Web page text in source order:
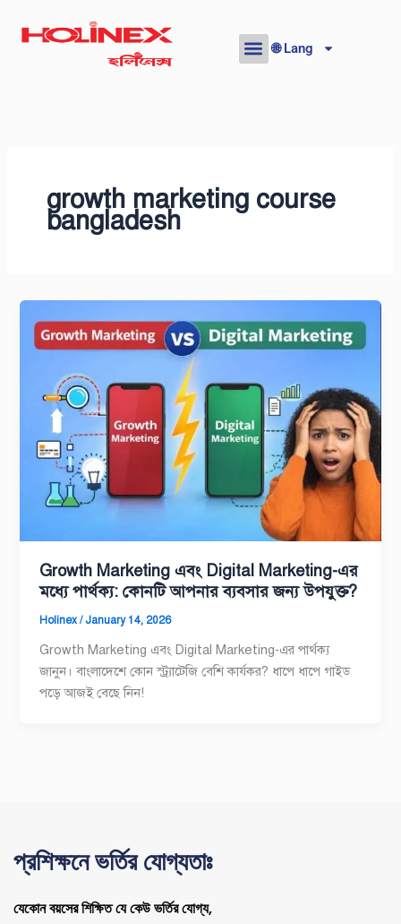
🌐 Lang
growth marketing course
bangladesh
Growth Marketing এবং Digital Marketing-এর
মধ্যে পার্থক্য: কোনটি আপনার ব্যবসার জন্য উপযুক্ত?
Holinex/ January 14, 2026
Growth Marketing এবং Digital Marketing-এর পার্থক্য
জানুন। বাংলাদেশে কোন স্ট্র্যাটেজি বেশি কার্যকর? ধাপে ধাপে গাইড
পড়ে আজই বেছে নিন!
প্রশিক্ষনে ভর্তির যোগ্যতাঃ
যেকোন বয়সের শিক্ষিত যে কেউ ভর্তির যোগ্য,